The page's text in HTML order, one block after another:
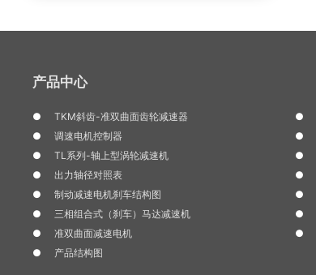
产品中心
TKM斜齿-准双曲面齿轮减速器
调速电机控制器
TL系列-轴上型涡轮减速机
出力轴径对照表
制动减速电机刹车结构图
三相组合式（刹车）马达减速机
准双曲面减速电机
产品结构图